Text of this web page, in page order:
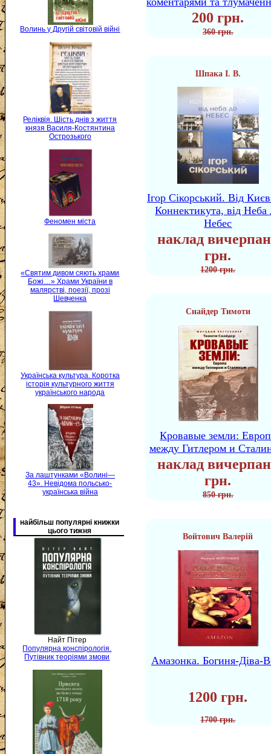
Волинь у Другій світовій війні
Реліквія. Шість днів з життя
князя Василя-Костянтина
Острозького
Феномен міста
«Святим дивом сяють храми
Божі…» Храми України в
малярстві, поезії, прозі
Шевченка
Українська культура. Коротка
історія культурного життя
українського народа
За лаштунками «Волині—
43». Невідома польсько-
українська війна
найбільш популярні книжки
цього тижня
Найт Пітер
Популярна конспірологія.
Путівник теоріями змови
200 грн.
360 грн.
Шпака І. В.
Ігор Сікорський. Від
Коннектикута, від Неба
Небес
наклад
грн.
1200 грн.
Снайдер Тимоти
Кровавые земли:
между Гитлером и
наклад
грн.
850 грн.
Войтович Валерій
Амазонка. Богиня-Діва-
1200 грн.
1700 грн.